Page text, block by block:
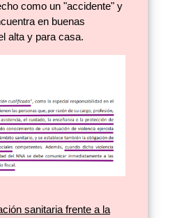
como un "accidente" y
en buenas
alta y para casa.
sanitaria frente a la